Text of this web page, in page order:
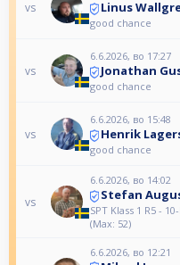
vs Linus
good chance
vs
6.6.2026, во 17:27
Jonathan
good chance
vs
6.6.2026, во 15:48
Henrik
good chance
vs
6.6.2026, во 14:02
Stefan
SPT Klass 1 R5 -
(Max: 52)
6.6.2026, во 12:21